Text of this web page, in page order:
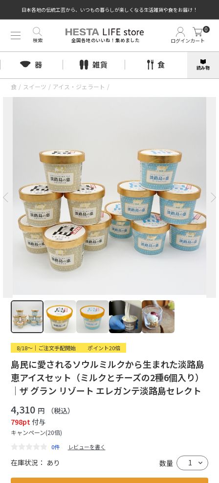
日本各地の伝統工芸から、いつもの暮らしが楽しくなる生活雑貨や食をお届け！
全国各地のいいね！集めました ログインカート
0
検索
器 雑貨 食 読み物
食 / スイーツ / アイス・ジェラート /
8/18〜｜ご注文手配開始 ポイント20倍
島民に愛されるソウルミルクから生まれた淡路島
恵アイスセット（ミルクとチーズの2種6個入り）
｜ザ グラン リゾート エレガンテ淡路島セレクト
4,310 円
（税込）
798pt 付与
キャンペーン(20倍)
0件 レビューを書く
在庫状況： あり 数量